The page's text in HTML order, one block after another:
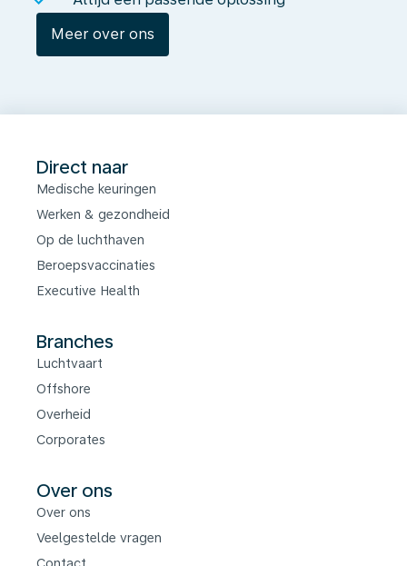
Meer over ons
Direct naar
Medische keuringen
Werken & gezondheid
Op de luchthaven
Beroepsvaccinaties
Executive Health
Branches
Luchtvaart
Offshore
Overheid
Corporates
Over ons
Over ons
Veelgestelde vragen